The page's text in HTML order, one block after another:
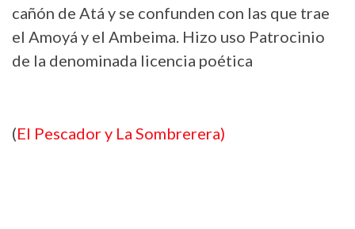
cañón de Atá y se confunden con las que trae
el Amoyá y el Ambeima. Hizo uso Patrocinio
de la denominada licencia poética
(El Pescador y La Sombrerera)